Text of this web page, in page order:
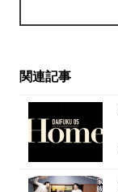
関連記事